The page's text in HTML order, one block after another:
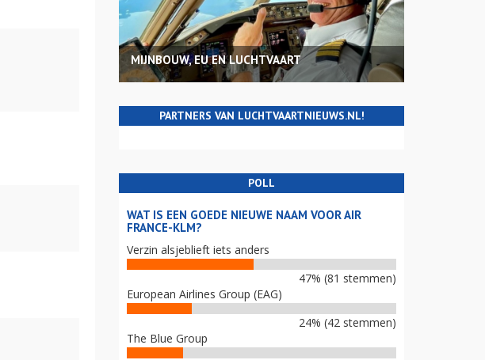
MIJNBOUW, EU EN LUCHTVAART
PARTNERS VAN LUCHTVAARTNIEUWS.NL!
POLL
WAT IS EEN GOEDE NIEUWE NAAM VOOR AIR
FRANCE-KLM?
Verzin alsjeblieft iets anders
47% (81 stemmen)
European Airlines Group (EAG)
24% (42 stemmen)
The Blue Group